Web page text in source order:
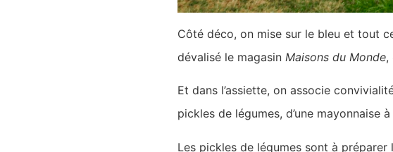
Côté déco, on mise sur le bleu et tout
dévalisé le magasin Maisons du Monde,
Et dans l’assiette, on associe
pickles de légumes, d’une mayonnaise
Les pickles de légumes sont à préparer